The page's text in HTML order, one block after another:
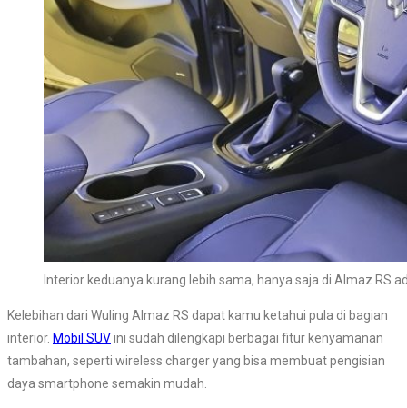
Interior keduanya kurang lebih sama, hanya saja di Almaz RS
Kelebihan dari Wuling Almaz RS dapat kamu ketahui pula di bagian
interior. Mobil SUVini sudah dilengkapi berbagai fitur kenyamanan
tambahan, seperti wireless charger yang bisa membuat pengisian
daya smartphone semakin mudah.